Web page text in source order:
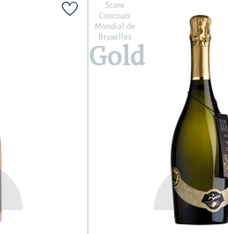
Score
Concours
Mondial de
Bruxelles
Gold